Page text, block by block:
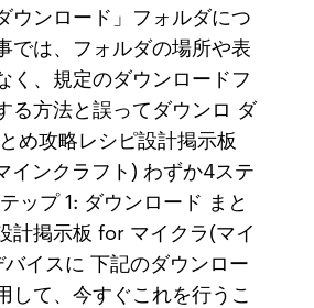
ウンロード」フォルダにつ
では、フォルダの場所や表
く、規定のダウンロードフ
る方法と誤ってダウンロ ダ
め攻略レシピ設計掲示板
インクラフト) わずか4ステ
ップ 1: ダウンロード まと
計掲示板 for マイクラ(マイ
イスに 下記のダウンロー
して、今すぐこれを行うこ